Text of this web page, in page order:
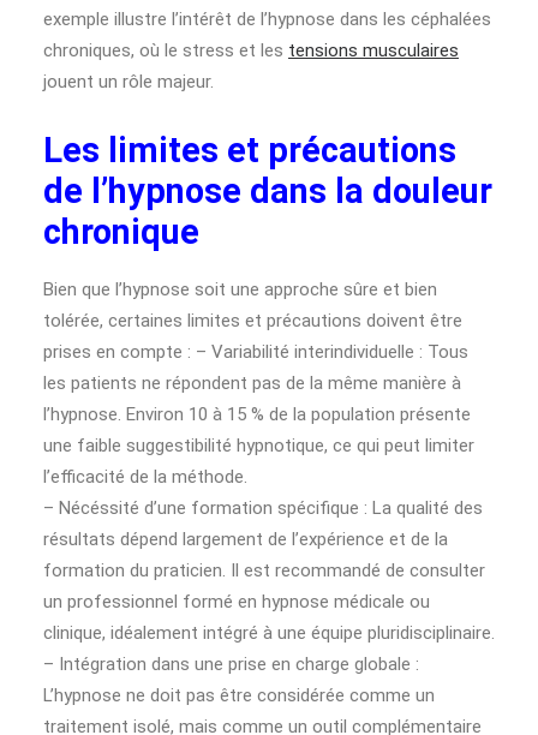
exemple illustre l’intérêt de l’hypnose dans les céphalées
chroniques, où le stress et les tensions musculaires
jouent un rôle majeur.
Les limites et précautions
de l’hypnose dans la douleur
chronique
Bien que l’hypnose soit une approche sûre et bien
tolérée, certaines limites et précautions doivent être
prises en compte : – Variabilité interindividuelle : Tous
les patients ne répondent pas de la même manière à
l’hypnose. Environ 10 à 15 % de la population présente
une faible suggestibilité hypnotique, ce qui peut limiter
l’efficacité de la méthode.
– Nécéssité d’une formation spécifique : La qualité des
résultats dépend largement de l’expérience et de la
formation du praticien. Il est recommandé de consulter
un professionnel formé en hypnose médicale ou
clinique, idéalement intégré à une équipe pluridisciplinaire.
– Intégration dans une prise en charge globale :
L’hypnose ne doit pas être considérée comme un
traitement isolé, mais comme un outil complémentaire